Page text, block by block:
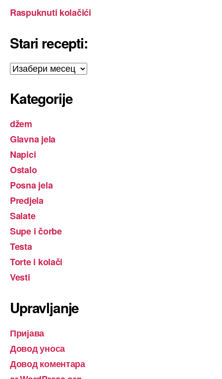
Raspuknuti kolačići
Stari recepti:
Stari
recepti:
Kategorije
džem
Glavna jela
Napici
Ostalo
Posna jela
Predjela
Salate
Supe i čorbe
Testa
Torte i kolači
Vesti
Upravljanje
Пријава
Довод уноса
Довод коментара